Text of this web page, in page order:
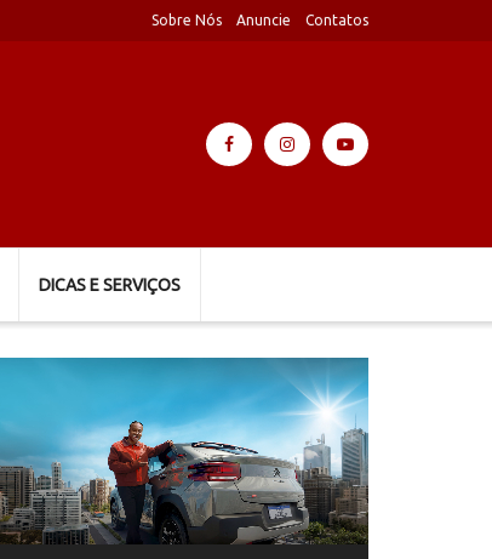
Sobre Nós Anuncie Contatos
DICAS E SERVIÇOS